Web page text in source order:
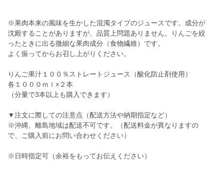
※果肉本来の風味を生かした混濁タイプのジュースです。成分が
沈殿することがありますが、品質上問題ありません。りんごを絞
ったときに出る微細な果肉成分（食物繊維）です。
よく振ってからお召し上がりください。
りんご果汁１００％ストレートジュース（酸化防止剤使用）
各１０００ｍｌ×２本
（分量で3本以上も購入できます）
▼注文に際しての注意点（配送方法や納期指定など）
※沖縄、離島地域は配送不可です。（配送料金が異なりますの
で、ご購入前にお問い合わせください）
※日時指定可（余裕をもってお伝えください）